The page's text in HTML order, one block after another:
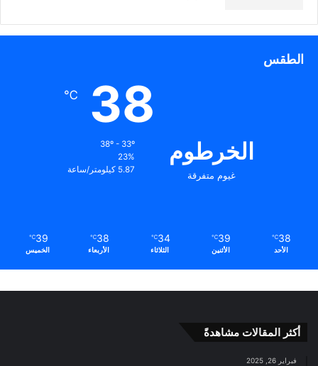
الطقس
الخرطوم
غيوم متفرقة
38
℃
23%
5.87 كيلومتر/ساعة
38
℃
الأحد
39
℃
الأثنين
34
℃
الثلاثاء
38
℃
الأربعاء
39
℃
الخميس
أكثر المقالات مشاهدةً
فبراير 26, 2025